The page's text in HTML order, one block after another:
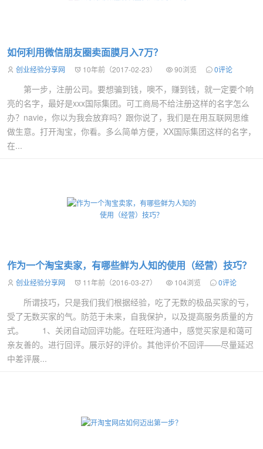
如何利用微信朋友圈卖面膜月入7万？
创业经验分享网 10年前（2017-02-23） 90浏览 0评论
第一步，注册公司。要想骗到钱，噢不，赚到钱，就一定要个响
亮的名字，最好是xxx国际集团。可工商局不给注册这样的名字怎么
办？navie，你以为我会放弃吗？跟你说了，我们是在用互联网思维
做生意。打开淘宝，你看。多么简单方便，XX国际集团这样的名字，
在...
作为一个淘宝卖家，有哪些鲜为人知的使用（经营）技巧？
创业经验分享网 11年前（2016-03-27） 104浏览 0评论
所谓技巧，只是我们我们根据经验，吃了无数的极品买家的亏，
受了无数买家的气。防范于未来，自我保护，以及提高服务质量的方
式。 1、关闭自动回评功能。在旺旺沟通中，感觉买家是和蔼可
亲友善的。进行回评。展示好的评价。其他评价不回评——尽量延迟
中差评展...